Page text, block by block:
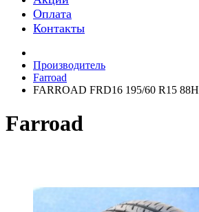
Оплата
Контакты
Производитель
Farroad
FARROAD FRD16 195/60 R15 88H
Farroad